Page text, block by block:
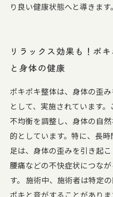
り良い健康状態へと導きます。
リラックス効果も！ポ
と身体の健康
ポキポキ整体は、身体の歪
として、実施されています
不均衡を調整し、身体の自
的としています。特に、長
足は、身体の歪みを引き起
腰痛などの不快症状につな
す。 施術中、施術者は特定
ポキと音がすることがあり